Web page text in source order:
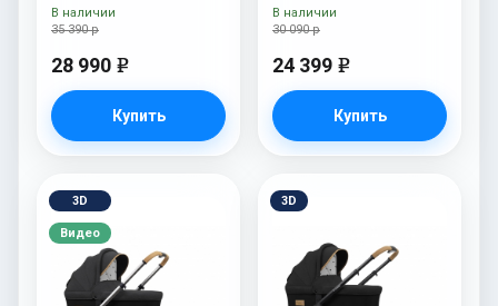
35 390 р
28 990 e
Купить
В наличии
30 090 р
24 399 e
Купить
В наличии
3D
Видео
3D